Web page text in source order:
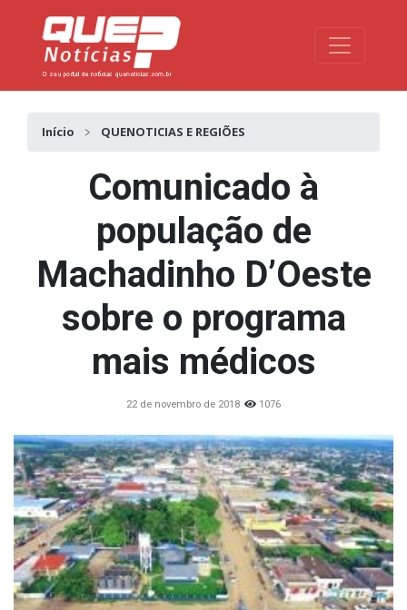
Toggle
Início QUENOTICIAS E REGIÕES
Comunicado à
população de
Machadinho D’Oeste
sobre o programa
mais médicos
22 de novembro de 2018 1076